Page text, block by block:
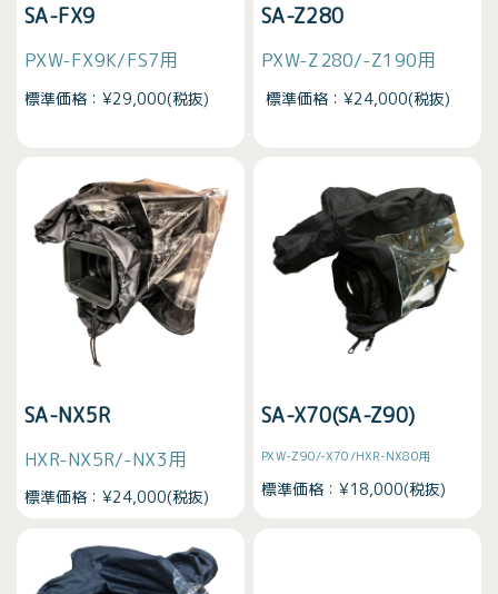
SA-FX9
PXW-FX9K/FS7用
標準価格：¥29,000(税抜)
SA-Z280
PXW-Z280/-Z190用
標準価格：¥24,000(税抜)
SA-NX5R
HXR-NX5R/-NX3用
標準価格：¥24,000(税抜)
SA-X70(SA-Z90)
PXW-Z90/-X70/HXR-NX80用
標準価格：¥18,000(税抜)